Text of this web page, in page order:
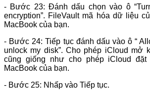
- Bước 23: Đánh dấu chọn vào ô
encryption”. FileVault mã hóa dữ liệu
MacBook của bạn.
- Bước 24: Tiếp tục đánh dấu vào ô “
unlock my disk”. Cho phép iCloud mở
cũng giống như cho phép iCloud
MacBook của bạn.
- Bước 25: Nhấp vào Tiếp tục.